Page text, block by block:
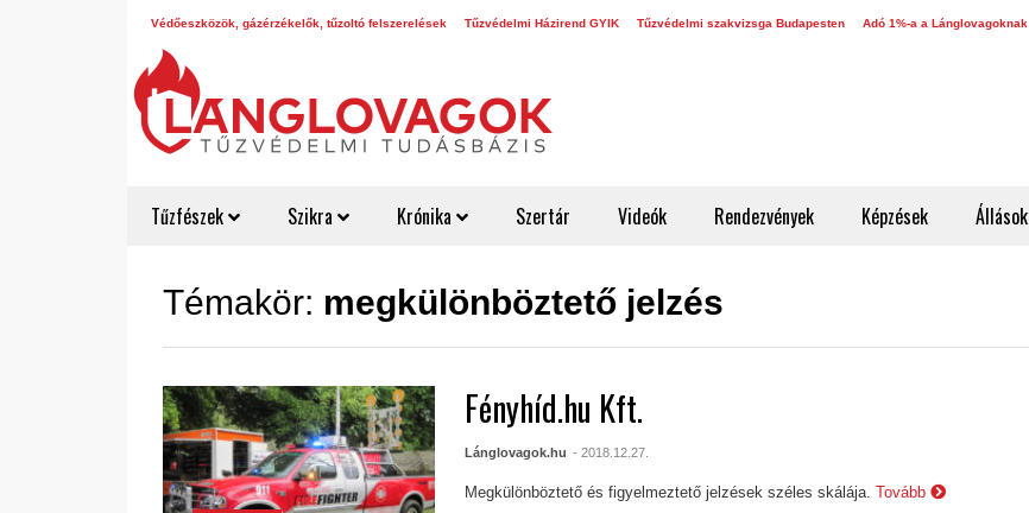
Védőeszközök, gázérzékelők, tűzoltó felszerelések Tűzvédelmi Házirend GYIK Tűzvédelmi szakvizsga Budapesten Adó 1%-a a Lánglovagoknak
Tűzfészek Szikra Krónika Szertár Videók Rendezvények Képzések Állások
Témakör: megkülönböztető jelzés
Fényhíd.hu Kft.
Lánglovagok.hu - 2018.12.27.
Megkülönböztető és figyelmeztető jelzések széles skálája. Tovább